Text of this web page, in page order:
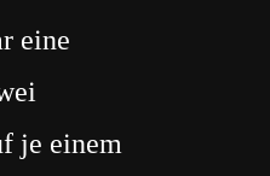
eine
je einem